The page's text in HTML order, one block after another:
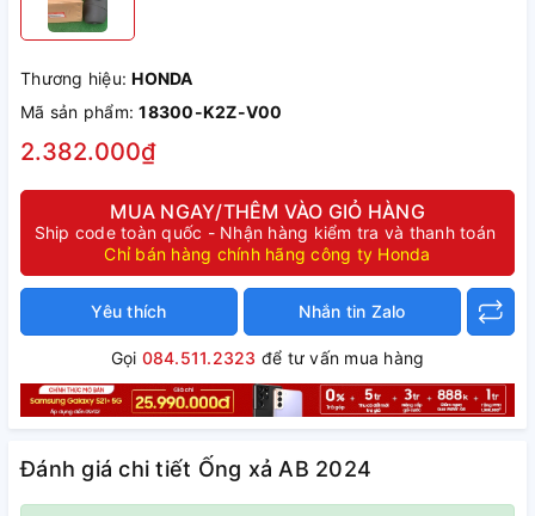
Thương hiệu:HONDA
Mã sản phẩm:18300-K2Z-V00
2.382.000₫
MUA NGAY/THÊM VÀO GIỎ HÀNG
Ship code toàn quốc - Nhận hàng kiểm tra và thanh toán
Chỉ bán hàng chính hãng công ty Honda
Yêu thích Nhắn tin Zalo
Gọi 084.511.2323 để tư vấn mua hàng
Đánh giá chi tiết Ống xả AB 2024